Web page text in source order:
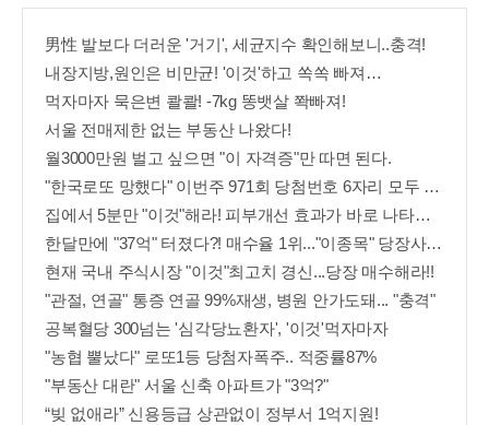
男性 발보다 더러운 '거기', 세균지수 확인해보니..충격!
내장지방,원인은 비만균! '이것'하고 쏙쏙 빠져…
먹자마자 묵은변 콸콸! -7kg 똥뱃살 쫙빠져!
서울 전매제한 없는 부동산 나왔다!
월3000만원 벌고 싶으면 "이 자격증"만 따면 된다.
"한국로또 망했다" 이번주 971회 당첨번호 6자리 모두 유출...관계자 실수로 "비상"!
집에서 5분만 "이것"해라! 피부개선 효과가 바로 나타난다!!
한달만에 "37억" 터졌다?! 매수율 1위..."이종목" 당장사라!
현재 국내 주식시장 "이것"최고치 경신...당장 매수해라!!
"관절, 연골" 통증 연골 99%재생, 병원 안가도돼... "충격"
공복혈당 300넘는 '심각당뇨환자', '이것'먹자마자
"농협 뿔났다" 로또1등 당첨자폭주.. 적중률87%
"부동산 대란" 서울 신축 아파트가 "3억?"
“빚 없애라” 신용등급 상관없이 정부서 1억지원!